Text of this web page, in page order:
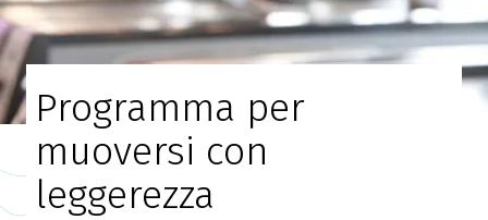
Programma per
muoversi con
leggerezza